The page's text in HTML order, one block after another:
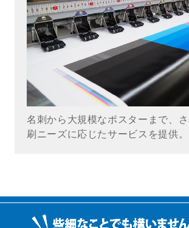
名刺から大規模なポスターまで、
刷ニーズに応じたサービスを提供。